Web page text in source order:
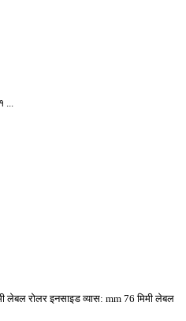
लेबल रोलर इनसाइड व्यास: mm 76 मिमी लेबल